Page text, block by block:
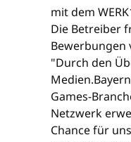
mit dem
Die Betreiber
Bewerbungen
"Durch den
Games-
Netzwerk
Chance für